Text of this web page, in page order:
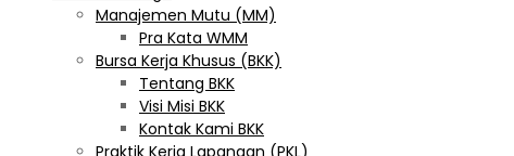
Manajemen Mutu (MM)
Pra Kata WMM
Bursa Kerja Khusus (BKK)
Tentang BKK
Visi Misi BKK
Kontak Kami BKK
Praktik Kerja Lapangan (PKL)